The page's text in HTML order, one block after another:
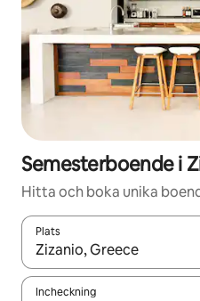
Semesterboende i
Hitta och boka unika
Plats
När resultaten är
Incheckning